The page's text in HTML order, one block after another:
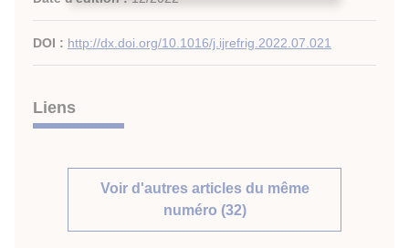
DOI : http://dx.doi.org/10.1016/j.ijrefrig.2022.07.021
Liens
Voir d'autres articles du même
numéro (32)